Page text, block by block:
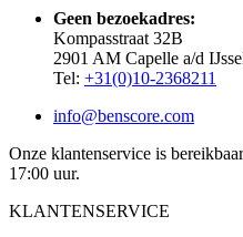
Geen bezoekadres:
Kompasstraat 32B
2901 AM Capelle a/d
Tel: +31(0)10-2368211
info@benscore.com
Onze klantenservice is
17:00 uur.
KLANTENSERVICE